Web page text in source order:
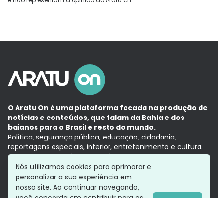
O Aratu On é uma plataforma focada na produção de
notícias e conteúdos, que falam da Bahia e dos
baianos para o Brasil e resto do mundo.
Política, segurança pública, educação, cidadania,
reportagens especiais, interior, entretenimento e cultura.
Aqui, tudo vira notícia e a notícia é no tempo presente,
com a credibilidade do Grupo Aratu.
Grupo Aratu
Política de privacidade
Nós utilizamos cookies para aprimorar e
personalizar a sua experiência em
nosso site. Ao continuar navegando,